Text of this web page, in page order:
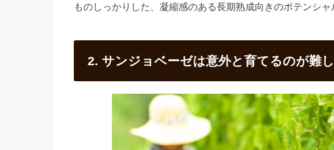
ものしっかりした、凝縮感のある長期熟成向きのポテンシャ
2. サンジョベーゼは意外と育てるのが難